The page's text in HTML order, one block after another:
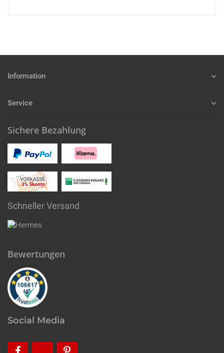
Information
Service
Sichere Bezahlung
Schneller Versand
Bewertungen
Social Media